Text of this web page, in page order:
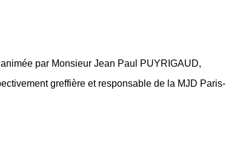
par Monsieur Jean Paul PUYRIGAUD,
greffière et responsable de la MJD Paris-